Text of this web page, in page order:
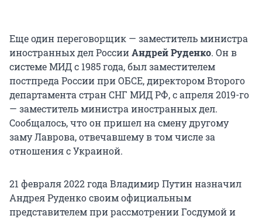
Еще один переговорщик — заместитель министра
иностранных дел РоссииАндрей Руденко. Он в
системе МИД с 1985 года, был заместителем
постпреда России при ОБСЕ, директором Второго
департамента стран СНГ МИД РФ, с апреля 2019-го
— заместитель министра иностранных дел.
Сообщалось, что он пришел на смену другому
заму Лаврова, отвечавшему в том числе за
отношения с Украиной.
21 февраля 2022 года Владимир Путин назначил
Андрея Руденко своим официальным
представителем при рассмотрении Госдумой и